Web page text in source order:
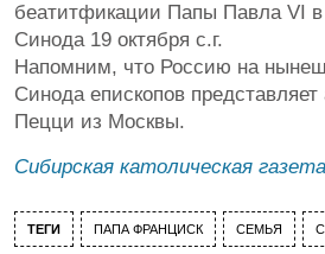
беатитфикации Папы Павла VI в
Синода 19 октября с.г.
Напомним, что Россию на
Синода епископов
Пецци из Москвы.
Сибирская католическая газета
ТЕГИ ПАПА ФРАНЦИСК СЕМЬЯ